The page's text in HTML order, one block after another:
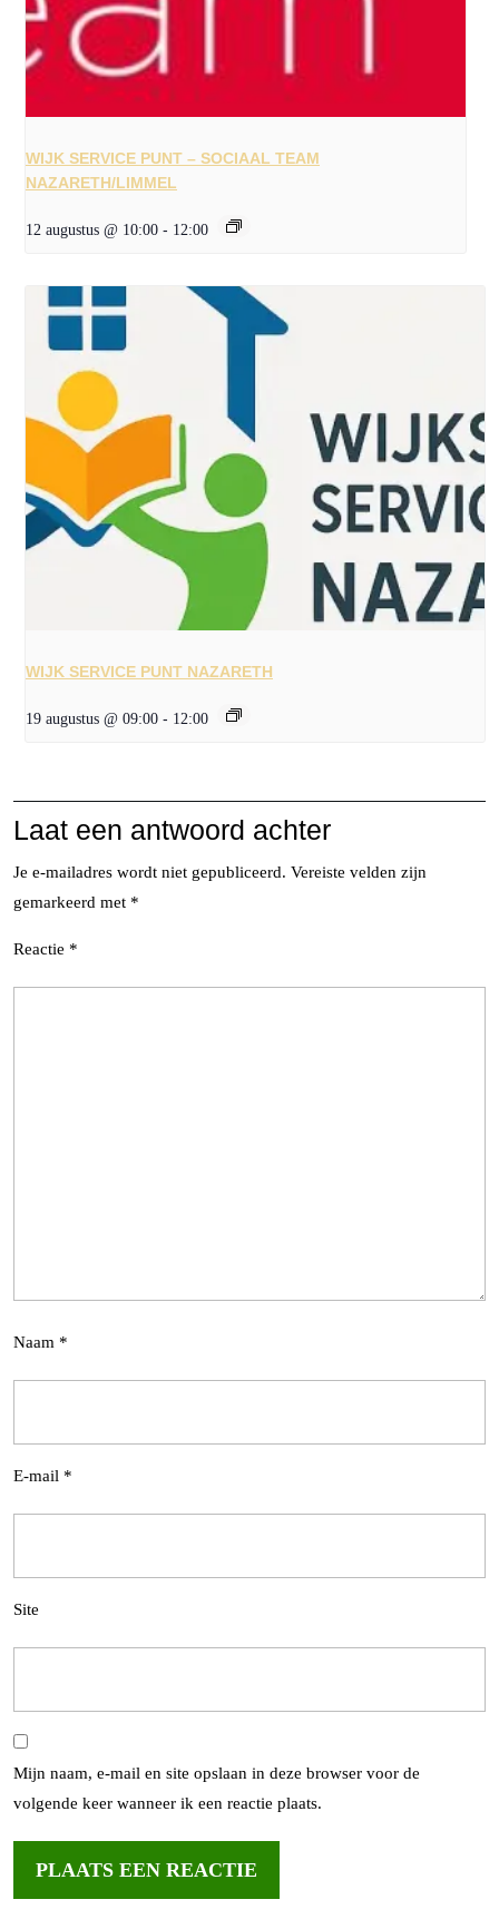
WIJK SERVICE PUNT – SOCIAAL TEAM
NAZARETH/LIMMEL
12 augustus @ 10:00 - 12:00
WIJK SERVICE PUNT NAZARETH
19 augustus @ 09:00 - 12:00
Laat een antwoord achter
Je e-mailadres wordt niet gepubliceerd. Vereiste velden zijn
gemarkeerd met *
Reactie *
Naam *
E-mail *
Site
Mijn naam, e-mail en site opslaan in deze browser voor de
volgende keer wanneer ik een reactie plaats.